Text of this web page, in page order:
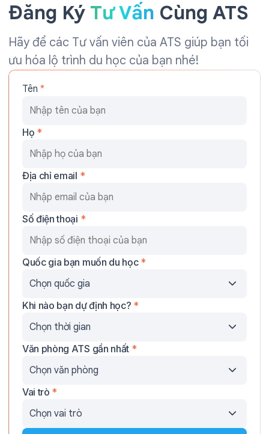
Đăng Ký Tư Vấn Cùng ATS
Hãy để các Tư vấn viên của ATS giúp bạn tối
ưu hóa lộ trình du học của bạn nhé!
Tên *
Họ *
Địa chỉ email *
Số điện thoại *
Quốc gia bạn muốn du học *
Khi nào bạn dự định học? *
Văn phòng ATS gần nhất *
Vai trò *